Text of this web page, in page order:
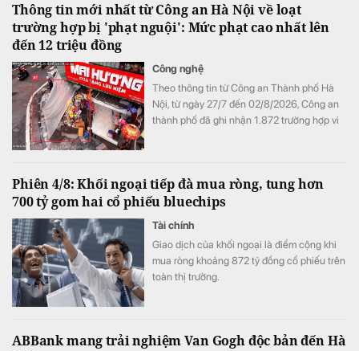
Thông tin mới nhất từ Công an Hà Nội về loạt
trường hợp bị 'phạt nguội': Mức phạt cao nhất lên
đến 12 triệu đồng
Công nghệ
Theo thông tin từ Công an Thành phố Hà
Nội, từ ngày 27/7 đến 02/8/2026, Công an
thành phố đã ghi nhận 1.872 trường hợp vi
nâng cao hiệu quả giám sát trật tự giao
thông, trật tự đô thị trên địa bàn Thành phố.
Phiên 4/8: Khối ngoại tiếp đà mua ròng, tung hơn
700 tỷ gom hai cổ phiếu bluechips
Tài chính
Giao dịch của khối ngoại là điểm cộng khi
mua ròng khoảng 872 tỷ đồng cổ phiếu trên
toàn thị trường.
ABBank mang trải nghiệm Van Gogh độc bản đến Hà